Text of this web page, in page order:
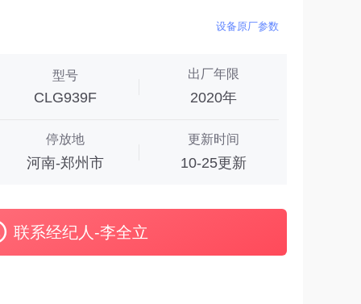
设备原厂参数
型号
CLG939F
出厂年限
2020年
停放地
河南-郑州市
更新时间
10-25更新
联系经纪人-李全立